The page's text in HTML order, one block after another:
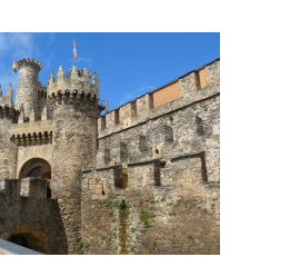
Primavera 2026 en
Vino de Cigales